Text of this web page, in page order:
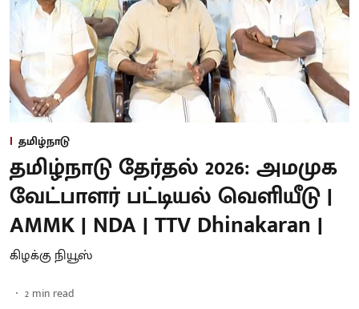
தமிழ்நாடு
தமிழ்நாடு தேர்தல் 2026: அமமுக
வேட்பாளர் பட்டியல் வெளியீடு |
AMMK | NDA | TTV Dhinakaran |
கிழக்கு நியூஸ்
2 min read